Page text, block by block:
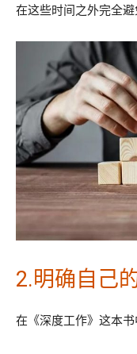
在这些时间之外完全避
2.明确自己
在《深度工作》这本书